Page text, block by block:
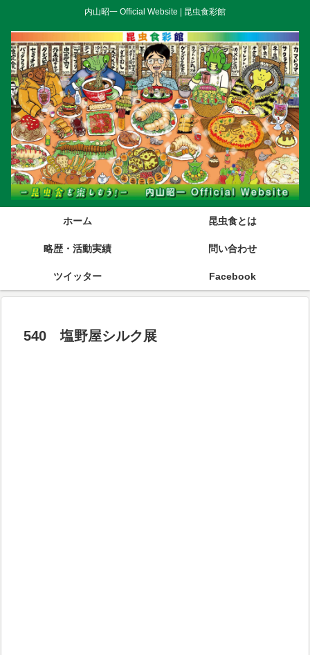
内山昭一 Official Website | 昆虫食彩館
ホーム 昆虫食とは
略歴・活動実績 問い合わせ
ツイッター Facebook
540 塩野屋シルク展